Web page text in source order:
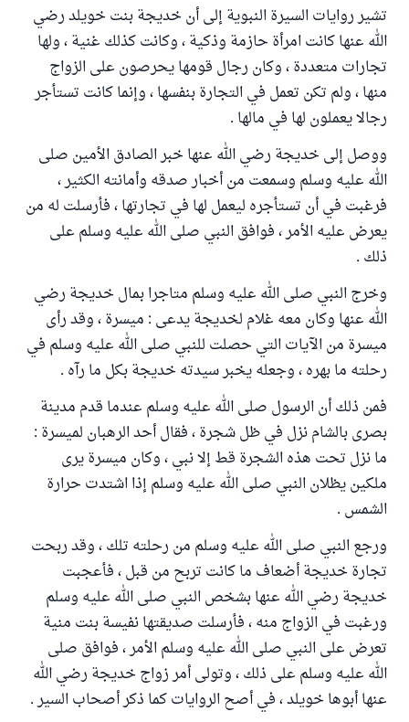
تشير روايات السيرة النبوية إلى أن خديجة بنت خويلد رضي
الله عنها كانت امرأة حازمة وذكية ، وكانت كذلك غنية ، ولها
تجارات متعددة ، وكان رجال قومها يحرصون على الزواج
منها ، ولم تكن تعمل في التجارة بنفسها ، وإنما كانت تستأجر
رجالا يعملون لها في مالها .
ووصل إلى خديجة رضي الله عنها خبر الصادق الأمين صلى
الله عليه وسلم وسمعت من أخبار صدقه وأمانته الكثير ،
فرغبت في أن تستأجره ليعمل لها في تجارتها ، فأرسلت له من
يعرض عليه الأمر ، فوافق النبي صلى الله عليه وسلم على
ذلك .
وخرج النبي صلى الله عليه وسلم متاجرا بمال خديجة رضي
الله عنها وكان معه غلام لخديجة يدعى : ميسرة ، وقد رأى
ميسرة من الآيات التي حصلت للنبي صلى الله عليه وسلم في
رحلته ما بهره ، وجعله يخبر سيدته خديجة بكل ما رآه .
فمن ذلك أن الرسول صلى الله عليه وسلم عندما قدم مدينة
بصرى بالشام نزل في ظل شجرة ، فقال أحد الرهبان لميسرة :
ما نزل تحت هذه الشجرة قط إلا نبي ، وكان ميسرة يرى
ملكين يظلان النبي صلى الله عليه وسلم إذا اشتدت حرارة
الشمس .
ورجع النبي صلى الله عليه وسلم من رحلته تلك ، وقد ربحت
تجارة خديجة أضعاف ما كانت تربح من قبل ، فأعجبت
خديجة رضي الله عنها بشخص النبي صلى الله عليه وسلم
ورغبت في الزواج منه ، فأرسلت صديقتها نفيسة بنت منية
تعرض على النبي صلى الله عليه وسلم الأمر ، فوافق صلى
الله عليه وسلم على ذلك ، وتولى أمر زواج خديجة رضي الله
عنها أبوها خويلد ، في أصح الروايات كما ذكر أصحاب السير .